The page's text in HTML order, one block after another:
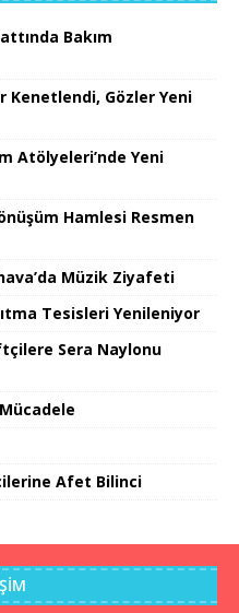
Bakım
Kenetlendi, Gözler Yeni
Atölyeleri’nde Yeni
Hamlesi Resmen
Müzik Ziyafeti
Tesisleri Yenileniyor
Sera Naylonu
Afet Bilinci